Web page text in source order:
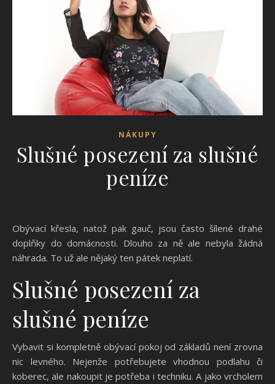
NÁKUPY
Slušné posezení za slušné
peníze
Obývací křesla, natož pak gauč, jsou často šílené drahé
doplňky do domácnosti. Dlouho za ně ale nebyla žádná
náhrada. To už ale nějaký ten pátek neplatí.
Slušné posezení za
slušné peníze
Vybavit si kompletně obývací pokoj od základů není zrovna
nic levného. Nejenže potřebujete vhodnou podlahu či
koberec, ale nakoupit je potřeba i techniku. A jako vrcholem